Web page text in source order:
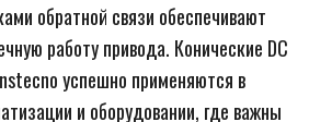
обратной связи обеспечивают
работу привода. Конические DC
успешно применяются в
и оборудовании, где важны